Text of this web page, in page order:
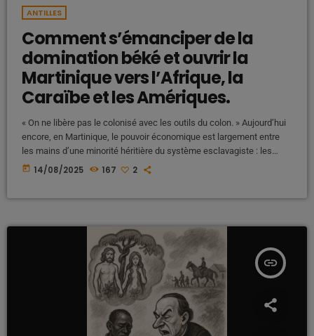
ANTILLES
Comment s’émanciper de la
domination béké et ouvrir la
Martinique vers l’Afrique, la
Caraïbe et les Amériques.
« On ne libère pas le colonisé avec les outils du colon. » Aujourd’hui
encore, en Martinique, le pouvoir économique est largement entre
les mains d’une minorité héritière du système esclavagiste : les
békés. Face à cette réalité, une question s’impose : comment s’en
today 14/08/2025 167 2
insert_link